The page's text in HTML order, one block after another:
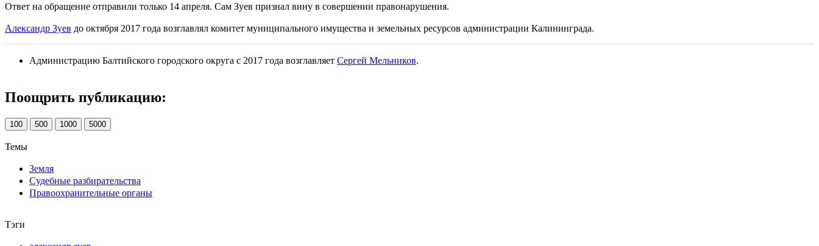
Ответ на обращение отправили только 14 апреля. Сам Зуев признал вину в совершении правонарушения.
Александр Зуев до октября 2017 года возглавлял комитет муниципального имущества и земельных ресурсов администрации Калининграда.
Администрацию Балтийского городского округа с 2017 года возглавляет Сергей Мельников.
Поощрить публикацию:
100 500 1000 5000
Темы
Земля
Судебные разбирательства
Правоохранительные органы
Тэги